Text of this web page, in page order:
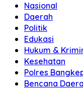
Nasional
Daerah
Politik
Edukasi
Hukum &
Kesehatan
Polres
Bencana